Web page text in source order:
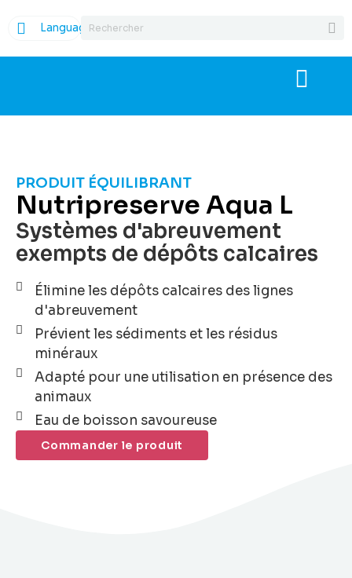
Language
PRODUIT ÉQUILIBRANT
Nutripreserve Aqua L
Systèmes d'abreuvement
exempts de dépôts calcaires
Élimine les dépôts calcaires des lignes
d'abreuvement
Prévient les sédiments et les résidus
minéraux
Adapté pour une utilisation en présence des
animaux
Eau de boisson savoureuse
Commander le produit